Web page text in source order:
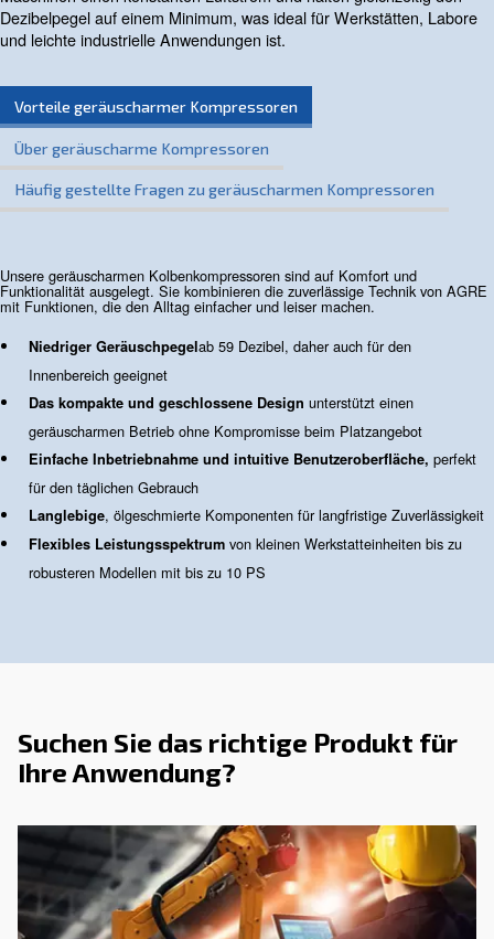
Kontakt
Benötigen Sie weitere Informationen zu unseren
Produkten? Bitte füllen Sie dieses Formular aus,
können.
Wenden Sie sich noch heute an uns!
Kolbenkompressoren?
zahlen. Deshalb bieten wir eine spezielle Reihe von
Kolbenkompressoren an, die für Arbeitsumgebungen
kompakten Bauweise und Schalldämmhauben bieten
Maschinen einen konstanten Luftstrom und halten
Dezibelpegel auf einem Minimum, was ideal für
und leichte industrielle Anwendungen ist.